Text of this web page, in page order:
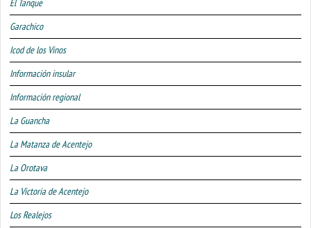
El Tanque
Garachico
Icod de los Vinos
Información insular
Información regional
La Guancha
La Matanza de Acentejo
La Orotava
La Victoria de Acentejo
Los Realejos